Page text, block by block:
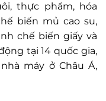
thực phẩm, hóa
biến mủ cao su,
chế biến giấy và
tại 14 quốc gia,
máy ở Châu Á,